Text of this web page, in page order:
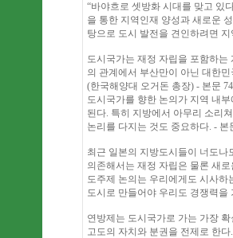
“바야흐로 셋방화 시대를 맞고 있
을 통한 지역인재 양성과 새로운
탕으로 도시 발전을 견인하려면
도시국가는 재정 자립을 포함하는
의 관계에서 부산만이 아닌 대한
(한국해양대 오거돈 총장) - 본문 74
도시국가를 향한 논의가 지역 내
된다. 특히 지방에서 아무리 소리
논리를 다지는 것도 중요하다. - 본
최근 일본의 지방도시들이 너도나
의존해서는 재정 자립은 물론 새
도주제 논의는 우리에게도 시사하
도시로 만들어야 우리도 경쟁력을
연방제는 도시국가로 가는 가장
고도의 자치와 분권을 전제로 한다